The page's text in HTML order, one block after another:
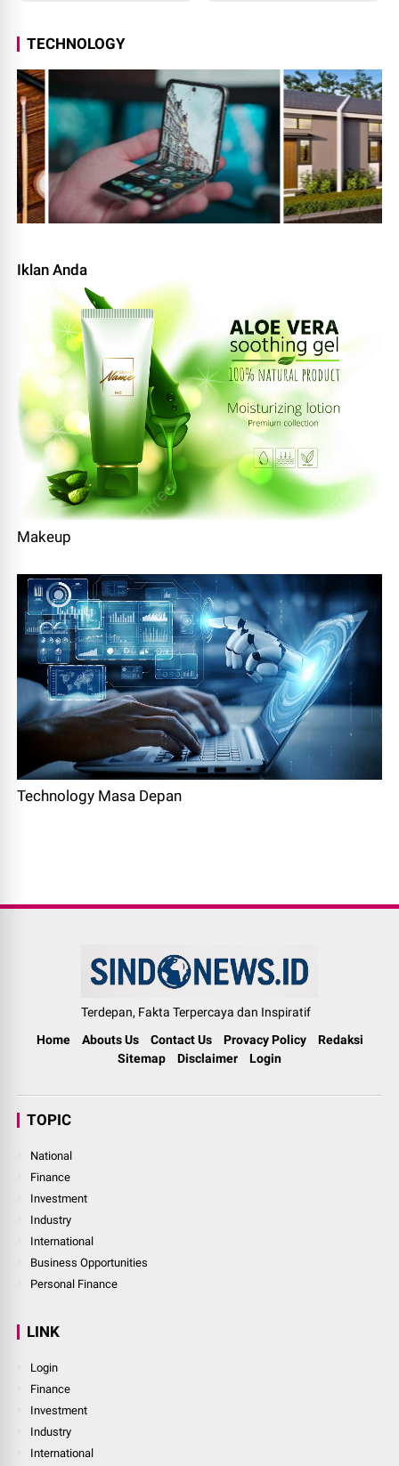
TECHNOLOGY
Iklan Anda
Makeup
Technology Masa Depan
Terdepan, Fakta Terpercaya dan Inspiratif
Home
Abouts Us Contact Us Provacy Policy
Redaksi
Sitemap
Disclaimer Login
TOPIC
National
Finance
Investment
Industry
International
Business Opportunities
Personal Finance
LINK
Login
Finance
Investment
Industry
International